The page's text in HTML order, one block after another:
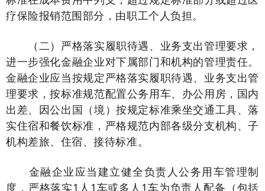
疗保险报销范围部分，由职工个人负担。
（二）严格落实履职待遇、业务支出管理要求，
进一步强化金融企业对下属部门和机构的管理责任。
金融企业应当按规定严格落实履职待遇、业务支出管
理要求，按标准规范配置公务用车、办公用房，国内
出差、因公出国（境）按规定标准乘坐交通工具、落
实住宿和餐饮标准，严格规范内部各级分支机构、子
机构差旅、住宿、接待标准。
金融企业应当建立健全负责人公务用车管理制
度，严格落实1人1车或多人1车为负责人配备（包括